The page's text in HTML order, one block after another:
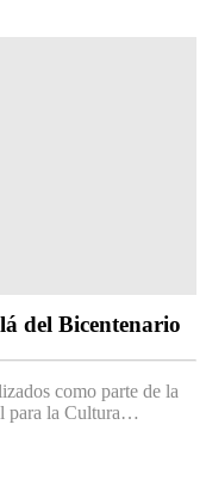
del Bicentenario
como parte de la
para la Cultura…